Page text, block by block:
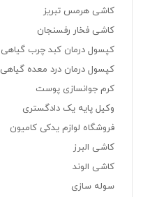
کاشی هرمس تبریز
کاشی فخار رفسنجان
کپسول درمان کبد چرب گیاهی
کپسول درمان درد معده گیاهی
کرم جوانسازی پوست
وکیل پایه یک دادگستری
فروشگاه لوازم یدکی کامیون
کاشی البرز
کاشی الوند
سوله سازی